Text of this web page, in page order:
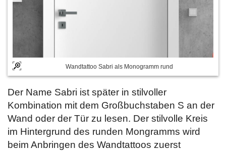
Wandtattoo Sabri als Monogramm rund
Der Name Sabri ist später in stilvoller
Kombination mit dem Großbuchstaben S an der
Wand oder der Tür zu lesen. Der stilvolle Kreis
im Hintergrund des runden Mongramms wird
beim Anbringen des Wandtattoos zuerst